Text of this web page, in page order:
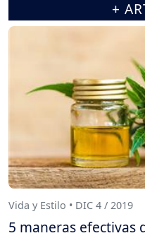
+
Vida y Estilo • DIC 4 / 2019
5 maneras efectivas